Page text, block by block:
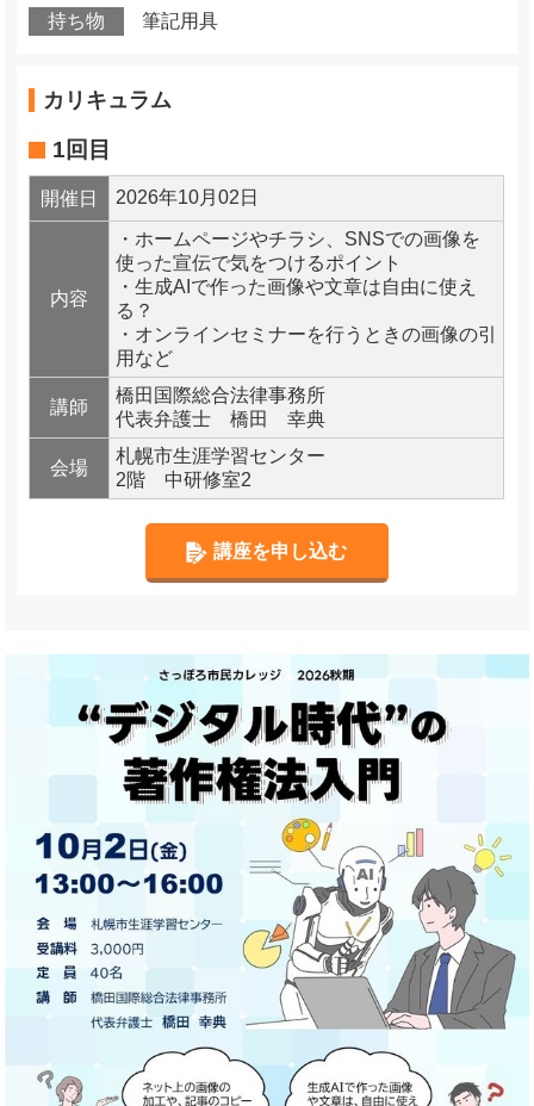
持ち物 筆記用具
カリキュラム
1回目
開催日 2026年10月02日
内容
・ホームページやチラシ、SNSでの画像を
使った宣伝で気をつけるポイント
・生成AIで作った画像や文章は自由に使え
る？
・オンラインセミナーを行うときの画像の引
用など
講師
橋田国際総合法律事務所
代表弁護士 橋田 幸典
会場
札幌市生涯学習センター
2階 中研修室2
講座を申し込む